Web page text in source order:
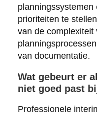
planningssystemen
prioriteiten te
van de complexiteit
van documentatie.
Wat gebeurt er
niet goed past
Professionele